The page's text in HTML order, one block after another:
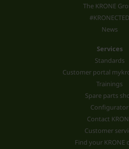
The KRONE
#KRONECTED
News
Services
Standards
Customer portal
Trainings
Spare parts
Configurator
Contact
Customer
Find your KRONE